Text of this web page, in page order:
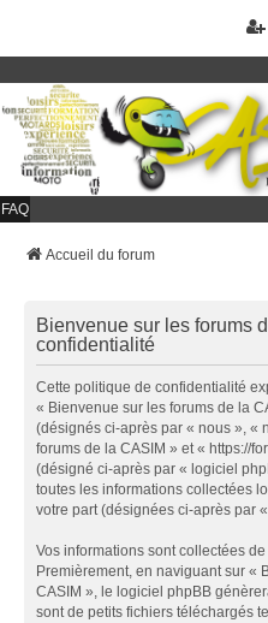
FAQ
Accueil du forum
Bienvenue sur les forums
confidentialité
Cette politique de confidentialité
« Bienvenue sur les forums de la
(désignés ci-après par « nous », «
forums de la CASIM » et « https://
(désigné ci-après par « logiciel
toutes les informations collectées
votre part (désignées ci-après par
Vos informations sont collectées
Premièrement, en naviguant sur «
CASIM », le logiciel phpBB
sont de petits fichiers téléchargés